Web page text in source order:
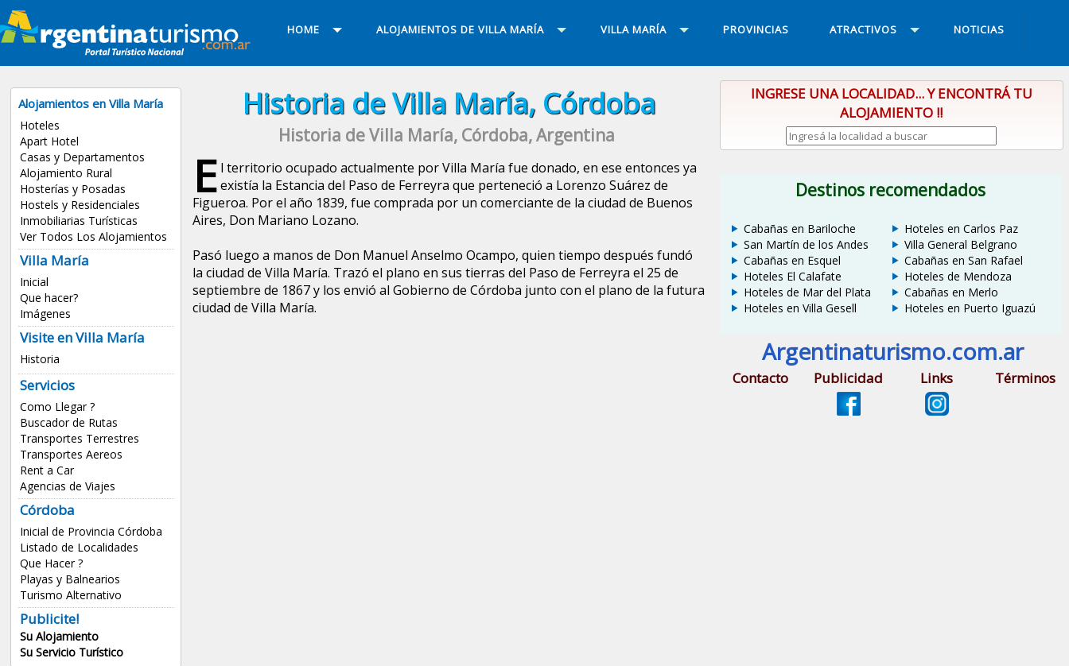
HOME ALOJAMIENTOS DE VILLA MARÍA VILLA MARÍA PROVINCIAS ATRACTIVOS NOTICIAS
Alojamientos en Villa María
Hoteles
Apart Hotel
Casas y Departamentos
Alojamiento Rural
Hosterías y Posadas
Hostels y Residenciales
Inmobiliarias Turísticas
Ver Todos Los Alojamientos
Villa María
Inicial
Que hacer?
Imágenes
Visite en Villa María
Historia
Servicios
Como Llegar ?
Buscador de Rutas
Transportes Terrestres
Transportes Aereos
Rent a Car
Agencias de Viajes
Córdoba
Inicial de Provincia Córdoba
Listado de Localidades
Que Hacer ?
Playas y Balnearios
Turismo Alternativo
Publicite!
Su Alojamiento
Su Servicio Turístico
Historia de Villa María, Córdoba
Historia de Villa María, Córdoba, Argentina
E l territorio ocupado actualmente por Villa María fue donado, en ese entonces ya
existía la Estancia del Paso de Ferreyra que perteneció a Lorenzo Suárez de
Figueroa. Por el año 1839, fue comprada por un comerciante de la ciudad de Buenos
Aires, Don Mariano Lozano.
Pasó luego a manos de Don Manuel Anselmo Ocampo, quien tiempo después fundó
la ciudad de Villa María. Trazó el plano en sus tierras del Paso de Ferreyra el 25 de
septiembre de 1867 y los envió al Gobierno de Córdoba junto con el plano de la futura
ciudad de Villa María.
INGRESE UNA LOCALIDAD... Y ENCONTRÁ TU
ALOJAMIENTO !!
Destinos recomendados
Cabañas en Bariloche
San Martín de los Andes
Cabañas en Esquel
Hoteles El Calafate
Hoteles de Mar del Plata
Hoteles en Villa Gesell
Hoteles en Carlos Paz
Villa General Belgrano
Cabañas en San Rafael
Hoteles de Mendoza
Cabañas en Merlo
Hoteles en Puerto Iguazú
Argentinaturismo.com.ar
Contacto Publicidad Links Términos